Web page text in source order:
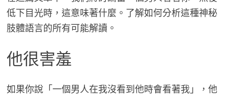
低下目光時，這意味著什麼。了解如何分析這種神秘
肢體語言的所有可能解讀。
他很害羞
如果你說「一個男人在我沒看到他時會看著我」，他